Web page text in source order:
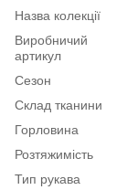
Назва колекції
Виробничий
артикул
Сезон
Склад тканини
Горловина
Розтяжимість
Тип рукава